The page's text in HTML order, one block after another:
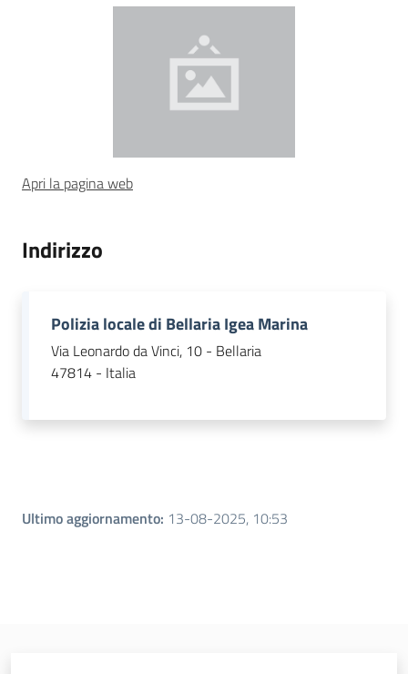
Piani Programmi
Apri la pagina web
Indirizzo
Polizia locale di Bellaria Igea Marina
Via Leonardo da Vinci, 10 - Bellaria
47814 - Italia
Ultimo aggiornamento: 13-08-2025, 10:53